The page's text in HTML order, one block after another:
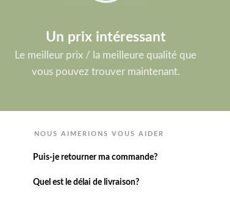
Un prix intéressant
Le meilleur prix / la meilleure qualité que
vous pouvez trouver maintenant.
NOUS AIMERIONS VOUS AIDER
Puis-je retourner ma commande?
Quel est le délai de livraison?